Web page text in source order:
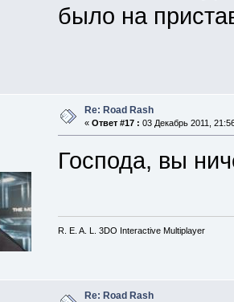
было на
Re: Road Rash
« Ответ #17 : 03 Декабрь 2011,
Господа, вы
R. E. A. L. 3DO Interactive Multiplayer
Re: Road Rash